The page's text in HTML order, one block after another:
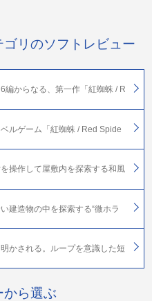
ゴリのソフトレビュー
編からなる、第一作「紅蜘蛛 / R
ルゲーム「紅蜘蛛 / Red Spide
操作して屋敷内を探索する和風
建造物の中を探索する“微ホラ
かされる。ループを意識した短
から選ぶ